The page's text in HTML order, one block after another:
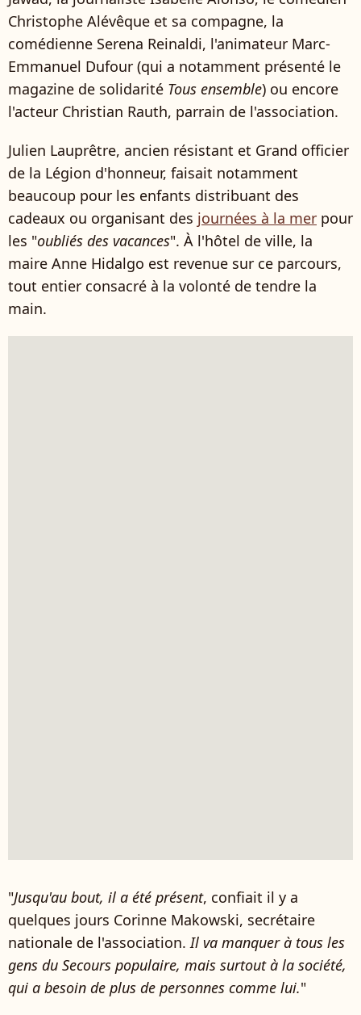
Christophe Alévêque et sa compagne, la
comédienne Serena Reinaldi, l'animateur Marc-
Emmanuel Dufour (qui a notamment présenté le
magazine de solidarité Tous ensemble) ou encore
l'acteur Christian Rauth, parrain de l'association.
Julien Lauprêtre, ancien résistant et Grand officier
de la Légion d'honneur, faisait notamment
beaucoup pour les enfants distribuant des
cadeaux ou organisant des journées à la mer pour
les "oubliés des vacances". À l'hôtel de ville, la
maire Anne Hidalgo est revenue sur ce parcours,
tout entier consacré à la volonté de tendre la
main.
"Jusqu'au bout, il a été présent, confiait il y a
quelques jours Corinne Makowski, secrétaire
nationale de l'association. Il va manquer à tous les
gens du Secours populaire, mais surtout à la société,
qui a besoin de plus de personnes comme lui."